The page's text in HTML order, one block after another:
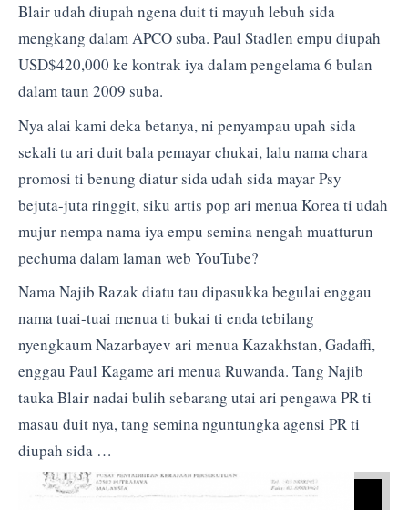
Blair udah diupah ngena duit ti mayuh lebuh sida
mengkang dalam APCO suba. Paul Stadlen empu diupah
USD$420,000 ke kontrak iya dalam pengelama 6 bulan
dalam taun 2009 suba.
Nya alai kami deka betanya, ni penyampau upah sida
sekali tu ari duit bala pemayar chukai, lalu nama chara
promosi ti benung diatur sida udah sida mayar Psy
bejuta-juta ringgit, siku artis pop ari menua Korea ti udah
mujur nempa nama iya empu semina nengah muatturun
pechuma dalam laman web YouTube?
Nama Najib Razak diatu tau dipasukka begulai enggau
nama tuai-tuai menua ti bukai ti enda tebilang
nyengkaum Nazarbayev ari menua Kazakhstan, Gadaffi,
enggau Paul Kagame ari menua Ruwanda. Tang Najib
tauka Blair nadai bulih sebarang utai ari pengawa PR ti
masau duit nya, tang semina nguntungka agensi PR ti
diupah sida …